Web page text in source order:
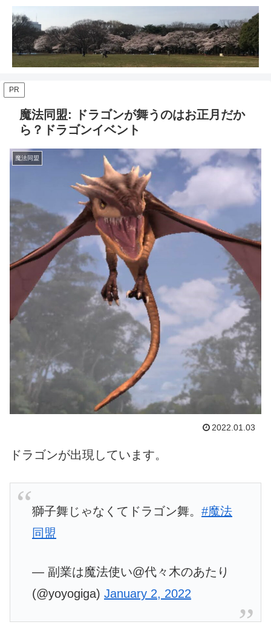
PR
魔法同盟: ドラゴンが舞うのはお正月だか
ら？ドラゴンイベント
魔法同盟
2022.01.03
ドラゴンが出現しています。
獅子舞じゃなくてドラゴン舞。 #魔法
同盟
— 副業は魔法使い@代々木のあたり
(@yoyogiga) January 2, 2022